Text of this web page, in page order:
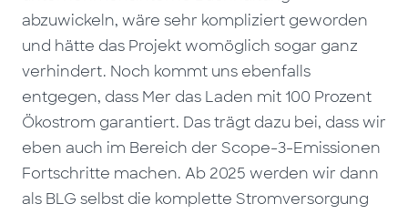
abzuwickeln, wäre sehr kompliziert geworden
und hätte das Projekt womöglich sogar ganz
verhindert. Noch kommt uns ebenfalls
entgegen, dass Mer das Laden mit 100 Prozent
Ökostrom garantiert. Das trägt dazu bei, dass wir
eben auch im Bereich der Scope-3-Emissionen
Fortschritte machen. Ab 2025 werden wir dann
als BLG selbst die komplette Stromversorgung